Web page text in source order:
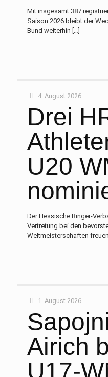
Mit insgesamt 387
Saison 2026 bleibt der
Bund weiterhin […]
4. August 2026
Drei
U20
Der Hessische Ringer-
Vertretung bei den
Weltmeisterschaften
1. August 2026
Airich
U17-